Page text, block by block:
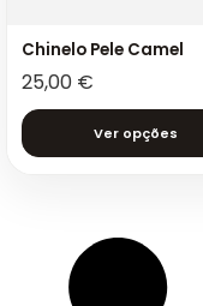
Chinelo Pele Camel
25,00 €
Ver opções